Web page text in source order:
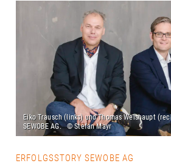
ERFOLGSSTORY SEWOBE AG